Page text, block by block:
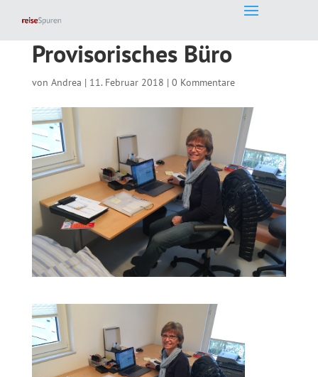
Provisorisches Büro
von Andrea | 11. Februar 2018 | 0 Kommentare